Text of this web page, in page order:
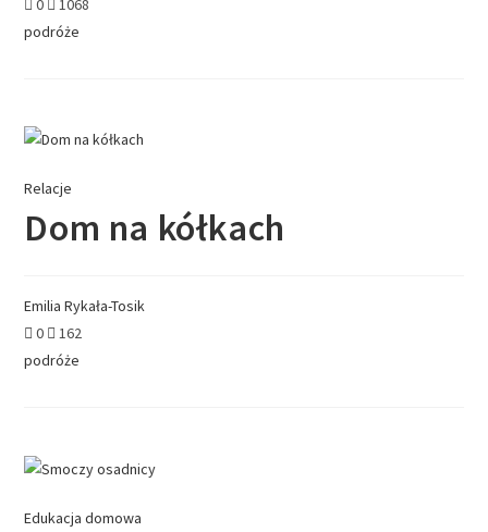
podróże
Relacje
Dom na kółkach
Emilia Rykała-Tosik
0
162
podróże
Edukacja domowa